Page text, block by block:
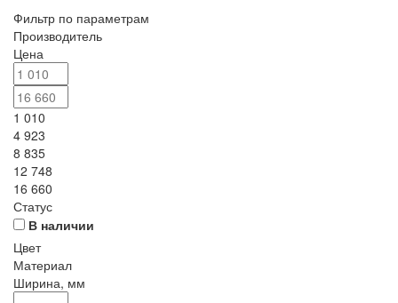
Фильтр по параметрам
Производитель
Цена
1 010
4 923
8 835
12 748
16 660
Статус
В наличии
Цвет
Материал
Ширина, мм